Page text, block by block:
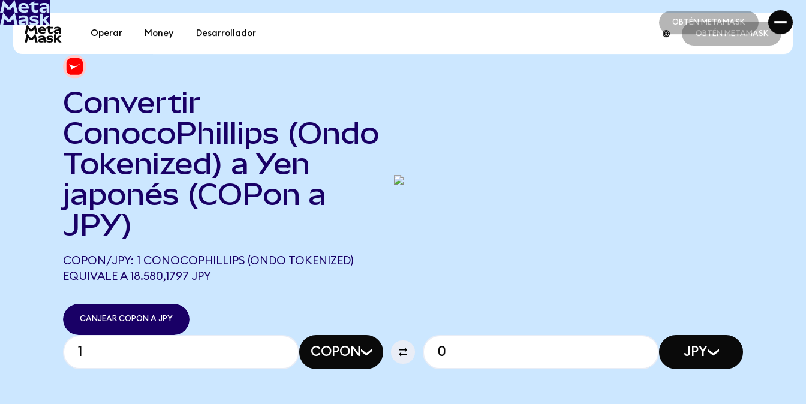
OBTÉN METAMASK
OBTÉN METAMASK
Operar Money Desarrollador OBTÉN METAMASK
Convertir
ConocoPhillips (Ondo
Tokenized) a Yen
japonés (COPon a
JPY)
COPON/JPY: 1 CONOCOPHILLIPS (ONDO TOKENIZED)
EQUIVALE A 18.580,1797 JPY
CANJEAR COPON A JPY
COPON JPY